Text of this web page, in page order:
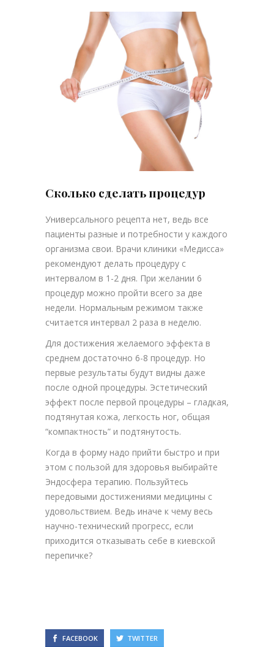
Сколько сделать процедур
Универсального рецепта нет, ведь все
пациенты разные и потребности у каждого
организма свои. Врачи клиники «Медисса»
рекомендуют делать процедуру с
интервалом в 1-2 дня. При желании 6
процедур можно пройти всего за две
недели. Нормальным режимом также
считается интервал 2 раза в неделю.
Для достижения желаемого эффекта в
среднем достаточно 6-8 процедур. Но
первые результаты будут видны даже
после одной процедуры. Эстетический
эффект после первой процедуры – гладкая,
подтянутая кожа, легкость ног, общая
“компактность” и подтянутость.
Когда в форму надо прийти быстро и при
этом с пользой для здоровья выбирайте
Эндосфера терапию. Пользуйтесь
передовыми достижениями медицины с
удовольствием. Ведь иначе к чему весь
научно-технический прогресс, если
приходится отказывать себе в киевской
перепичке?
FACEBOOK TWITTER